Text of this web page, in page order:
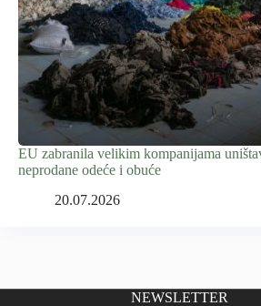
EU zabranila velikim kompanijama
neprodane odeće i obuće
20.07.2026
NEWSLETTER